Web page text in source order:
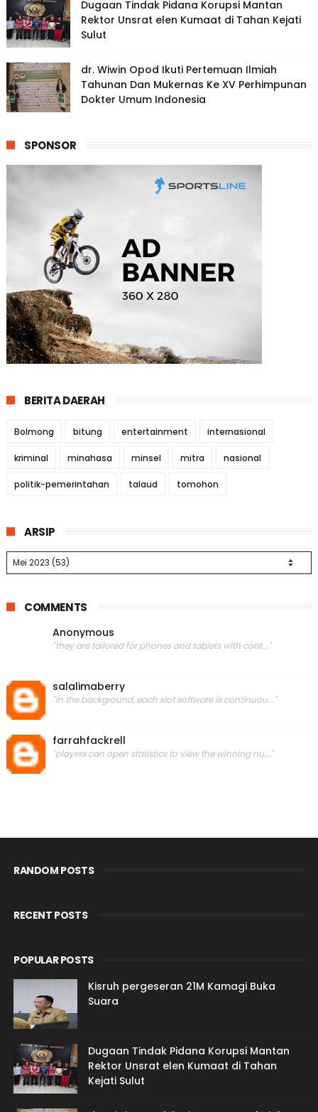
Dugaan Tindak Pidana Korupsi Mantan
Rektor Unsrat elen Kumaat di Tahan Kejati
Sulut
dr. Wiwin Opod Ikuti Pertemuan Ilmiah
Tahunan Dan Mukernas Ke XV Perhimpunan
Dokter Umum Indonesia
SPONSOR
BERITA DAERAH
Bolmong bitung entertainment internasional
kriminal minahasa minsel mitra nasional
politik-pemerintahan talaud tomohon
ARSIP
COMMENTS
Anonymous
"they are tailored for phones and tablets with cont..."
salalimaberry
"in the background, each slot software is continuou..."
farrahfackrell
"players can open statistics to view the winning nu..."
RANDOM POSTS
RECENT POSTS
POPULAR POSTS
Kisruh pergeseran 21M Kamagi Buka
Suara
Dugaan Tindak Pidana Korupsi Mantan
Rektor Unsrat elen Kumaat di Tahan
Kejati Sulut